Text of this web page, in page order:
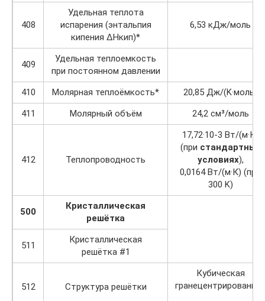
408
Удельная теплота
испарения (энтальпия
кипения ΔHкип)*
6,53 кДж/моль
409
Удельная теплоемкость
при постоянном давлении
410
Молярная теплоёмкость*
20,85 Дж/(K·моль)
411
Молярный объём 24,2 см³/моль
412 Теплопроводность
17,72·10-3 Вт/(м·К)
(при стандартных
условиях),
0,0164 Вт/(м·К) (при
300 K)
500
Кристаллическая
решётка
511
Кристаллическая
решётка #1
512 Структура решётки
Кубическая
гранецентрированная